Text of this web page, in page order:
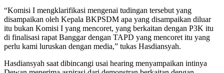
“Komisi I mengklarifikasi mengenai tudingan tersebut yang
disampaikan oleh Kepala BKPSDM apa yang disampaikan diluar
itu bukan Komisi I yang mencoret, yang berkaitan dengan P3K itu
di finalisasi rapat Banggar dengan TAPD yang mencoret itu yang
perlu kami luruskan dengan media,” tukas Hasdiansyah.
Hasdiansyah saat dibincangi usai hearing menyampaikan intinya